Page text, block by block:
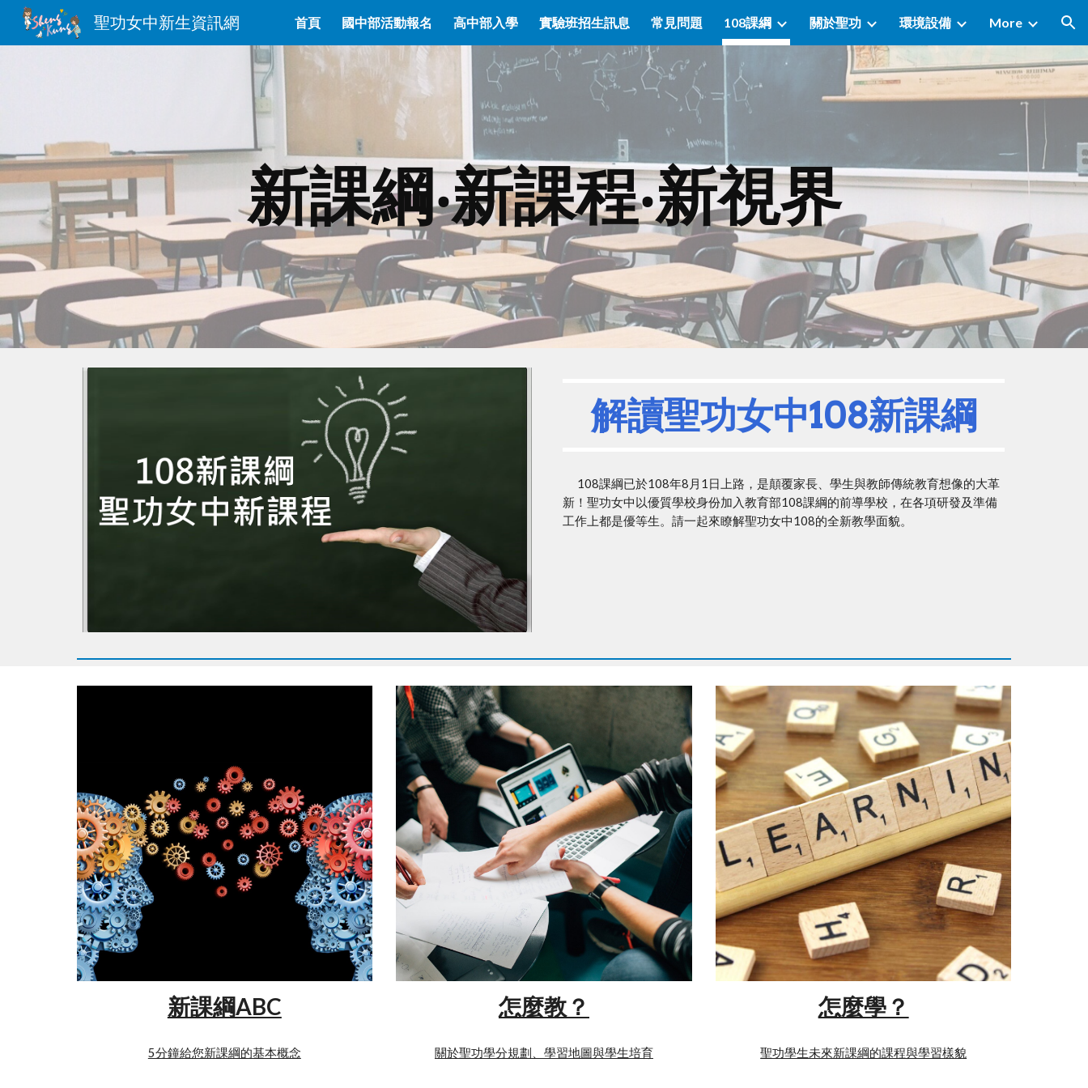
Skip to main content Skip to navigation
聖功女中新生資訊網 首頁 國中部活動報名 高中部入學 實驗班招生訊息 常見問題 108課綱 關於聖功 環境設備 More
新課綱‧新課程‧新視界
解讀聖功女中108新課綱
108課綱已於108年8月1日上路，是顛覆家長、學生與教師傳統教育想像的大革
新！聖功女中以優質學校身份加入教育部108課綱的前導學校，在各項研發及準備
工作上都是優等生。請一起來瞭解聖功女中108的全新教學面貌。
新課綱ABC
5分鐘給您新課綱的基本概念
怎麼教？
關於聖功學分規劃、學習地圖與學生培育
怎麼學？
聖功學生未來新課綱的課程與學習樣貌